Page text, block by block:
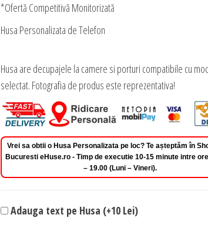
*Ofertă Competitivă Monitorizată
Husa Personalizata de Telefon
Husa are decupajele la camere si porturi compatibile cu
selectat. Fotografia de produs este reprezentativa!
Vrei sa obtii o Husa Personalizata pe loc? Te așteptăm în
Bucuresti eHuse.ro - Timp de executie 10-15 minute intre
– 19.00 (Luni – Vineri).
Adauga text pe Husa (+10 Lei)